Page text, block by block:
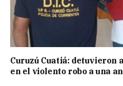
Curuzú Cuatiá: detuvieron
en el violento robo a una